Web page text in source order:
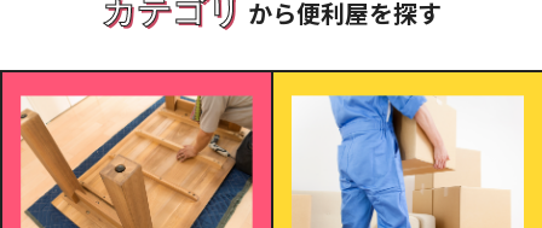
カテゴリ から便利屋を探す